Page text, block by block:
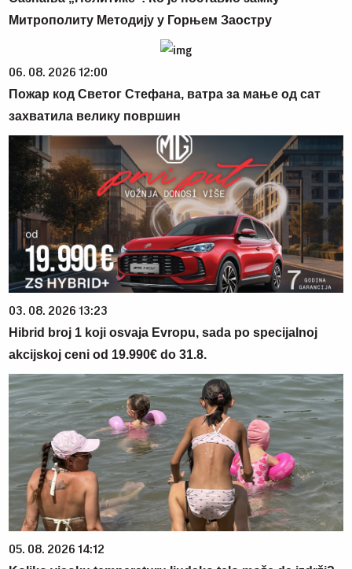
Митрополиту Методију у Горњем Заостру
06. 08. 2026 12:00
Пожар код Светог Стефана, ватра за мање од сат
захватила велику површин
03. 08. 2026 13:23
Hibrid broj 1 koji osvaja Evropu, sada po specijalnoj
akcijskoj ceni od 19.990€ do 31.8.
05. 08. 2026 14:12